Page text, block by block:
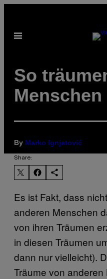
content
Open
So
Menschen
By Marko Ignjatović
Share:
Es ist Fakt, dass
anderen Menschen
von ihren Träumen
in diesen Träumen
dann nur vielleicht).
Träume von